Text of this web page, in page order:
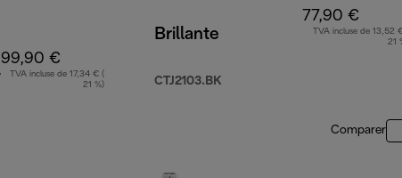
99,90 €
TVA incluse de 17,34 € (
21 %)
Brillante
CTJ2103.BK
77,90 €
TVA incluse de 13,52
21
Comparer